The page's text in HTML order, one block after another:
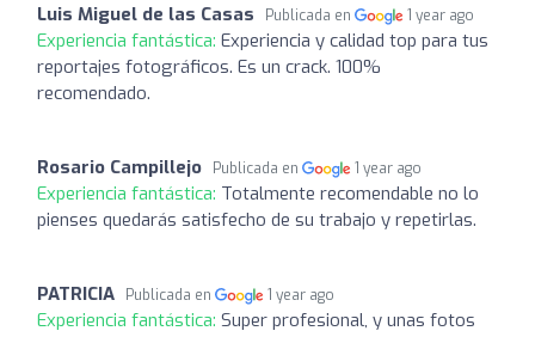
Luis Miguel de las Casas Publicada en 1 year ago
Experiencia fantástica: Experiencia y calidad top para tus
reportajes fotográficos. Es un crack. 100%
recomendado.
Rosario Campillejo Publicada en 1 year ago
Experiencia fantástica: Totalmente recomendable no lo
pienses quedarás satisfecho de su trabajo y repetirlas.
PATRICIA Publicada en 1 year ago
Experiencia fantástica: Super profesional, y unas fotos